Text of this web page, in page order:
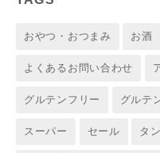
おやつ・おつまみ お酒
よくあるお問い合わせ
グルテンフリー グルテ
スーパー セール タ